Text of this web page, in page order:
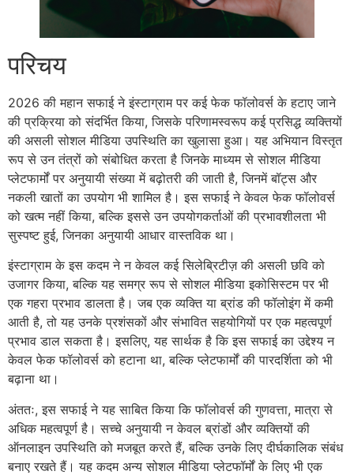
परिचय
2026 की महान सफाई ने इंस्टाग्राम पर कई फेक फॉलोवर्स के हटाए जाने
की प्रक्रिया को संदर्भित किया, जिसके परिणामस्वरूप कई प्रसिद्ध व्यक्तियों
की असली सोशल मीडिया उपस्थिति का खुलासा हुआ। यह अभियान विस्तृत
रूप से उन तंत्रों को संबोधित करता है जिनके माध्यम से सोशल मीडिया
प्लेटफार्मों पर अनुयायी संख्या में बढ़ोतरी की जाती है, जिनमें बॉट्स और
नकली खातों का उपयोग भी शामिल है। इस सफाई ने केवल फेक फॉलोवर्स
को खत्म नहीं किया, बल्कि इससे उन उपयोगकर्ताओं की प्रभावशीलता भी
सुस्पष्ट हुई, जिनका अनुयायी आधार वास्तविक था।
इंस्टाग्राम के इस कदम ने न केवल कई सिलेब्रिटीज़ की असली छवि को
उजागर किया, बल्कि यह समग्र रूप से सोशल मीडिया इकोसिस्टम पर भी
एक गहरा प्रभाव डालता है। जब एक व्यक्ति या ब्रांड की फॉलोइंग में कमी
आती है, तो यह उनके प्रशंसकों और संभावित सहयोगियों पर एक महत्वपूर्ण
प्रभाव डाल सकता है। इसलिए, यह सार्थक है कि इस सफाई का उद्देश्य न
केवल फेक फॉलोवर्स को हटाना था, बल्कि प्लेटफार्मों की पारदर्शिता को भी
बढ़ाना था।
अंततः, इस सफाई ने यह साबित किया कि फॉलोवर्स की गुणवत्ता, मात्रा से
अधिक महत्वपूर्ण है। सच्चे अनुयायी न केवल ब्रांडों और व्यक्तियों की
ऑनलाइन उपस्थिति को मजबूत करते हैं, बल्कि उनके लिए दीर्घकालिक संबंध
बनाए रखते हैं। यह कदम अन्य सोशल मीडिया प्लेटफॉर्मों के लिए भी एक